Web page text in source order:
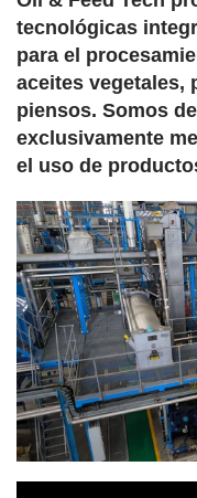
tecnológicas
para el
aceites vegetales,
piensos. Somos
exclusivamente
el uso de